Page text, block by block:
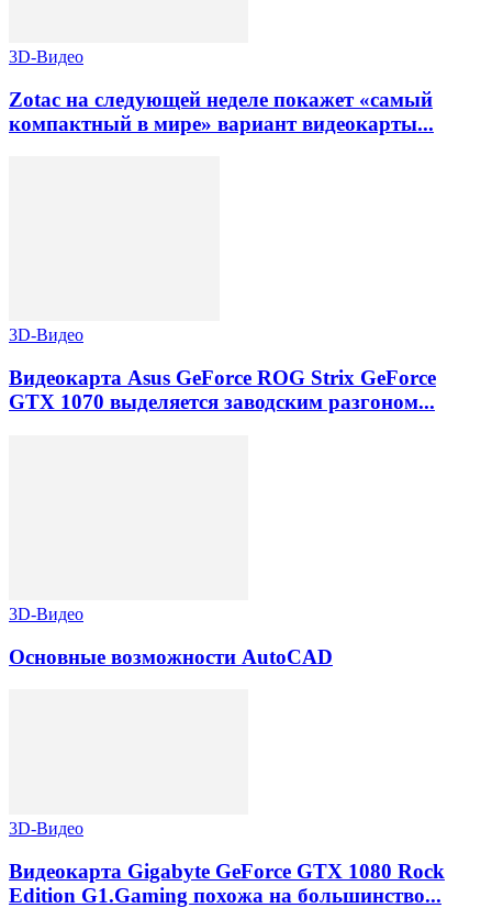
3D-Видео
Zotac на следующей неделе покажет «самый
компактный в мире» вариант видеокарты...
3D-Видео
Видеокарта Asus GeForce ROG Strix GeForce
GTX 1070 выделяется заводским разгоном...
3D-Видео
Основные возможности AutoCAD
3D-Видео
Видеокарта Gigabyte GeForce GTX 1080 Rock
Edition G1.Gaming похожа на большинство...